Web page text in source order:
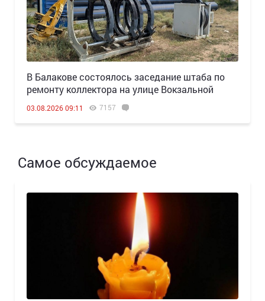
В Балакове состоялось заседание штаба по
ремонту коллектора на улице Вокзальной
03.08.2026 09:11 7157
Самое обсуждаемое